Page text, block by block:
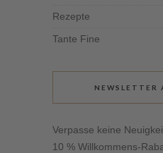
Rezepte
Tante Fine
NEWSLETTER
Verpasse keine
10 % Willkommens-